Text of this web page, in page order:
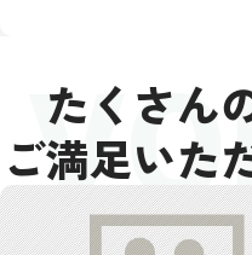
たくさん
ご満足いた